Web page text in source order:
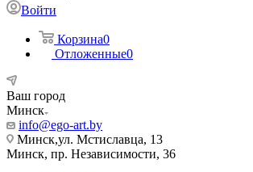
Войти
Корзина0
Отложенные0
Ваш город
Минск
info@ego-art.by
Минск,ул. Мстиславца, 13
Минск, пр. Независимости, 36